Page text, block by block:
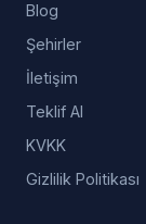
Blog
Şehirler
İletişim
Teklif Al
KVKK
Gizlilik Politikası